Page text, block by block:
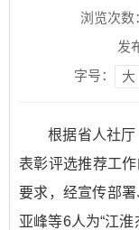
浏览次数
发
字号：
大
根据省人社
表彰评选推荐工
要求，经宣传部
亚峰等6人为“江